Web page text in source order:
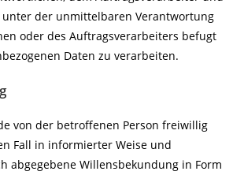
unter der unmittelbaren Verantwortung
oder des Auftragsverarbeiters befugt
Daten zu verarbeiten.
von der betroffenen Person freiwillig
Fall in informierter Weise und
abgegebene Willensbekundung in Form